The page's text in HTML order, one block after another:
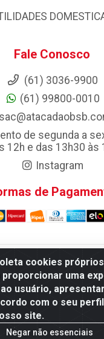
cookies
uma
usuário,
com o seu
site.
Negar não essenciais
Fale Conosco
(61) 3036-9900
(61) 99800-0010
de segunda a
12h e das 13h30 às
Instagram
de
F. Pereira
- Quadra Qi 10 Lotes
Brasília/DF -
CNPJ 13.184.675/0001-80